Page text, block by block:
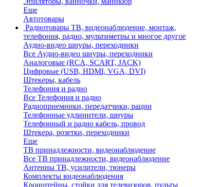
Еще
Автотовары
Радиотовары ТВ, видеонаблюдение, монтаж,
телефония, радио, мультиметры и многое другое
Аудио-видео шнуры, переходники
Все Аудио-видео шнуры, переходники
Аналоговые (RCA, SCART, JACK)
Цифровые (USB, HDMI, VGA, DVI)
Штекеры, кабель
Телефония и радио
Все Телефония и радио
Радиоприемники, передатчики, рации
Телефонные удлинители, шнуры
Телефонный и радио кабель, провод
Штекера, розетки, переходники
Еще
ТВ принадлежности, видеонаблюдение
Все ТВ принадлежности, видеонаблюдение
Антенны ТВ, усилители, тюнеры
Комплекты видеонаблюдения
Кронштейны, стойки для телевизоров, пульты